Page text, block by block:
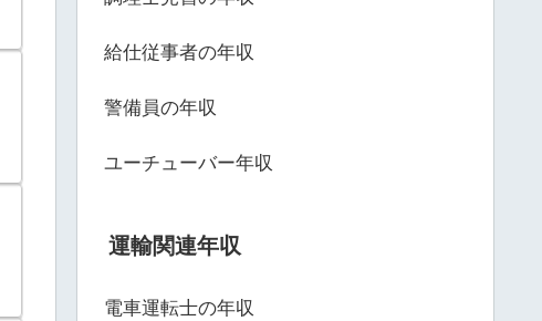
給仕従事者の年収
警備員の年収
ユーチューバー年収
運輸関連年収
電車運転士の年収